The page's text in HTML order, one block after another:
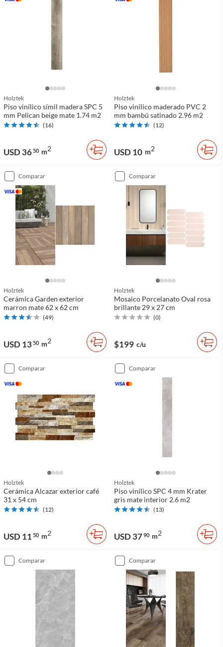
Holztek
Piso vinílico símil madera SPC 5
mm Pelican beige mate 1.74 m2
(16)
USD 3650 m2
Holztek
Piso vinílico maderado PVC 2
mm bambú satinado 2.96 m2
(12)
USD 10 m2
comparar
Holztek
Cerámica Garden exterior
marron mate 62 x 62 cm
(49)
USD 1350 m2
comparar
Holztek
Mosaico Porcelanato Oval rosa
brillante 29 x 27 cm
(0)
$199 c/u
comparar
Holztek
Cerámica Alcazar exterior café
31 x 54 cm
(12)
USD 11 50 m2
comparar
Holztek
Piso vinílico SPC 4 mm Krater
gris mate interior 2.6 m2
(13)
USD 3790 m2
comparar comparar